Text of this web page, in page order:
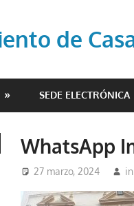
de
SEDE ELECTRÓNICA
WhatsApp
27 marzo, 2024